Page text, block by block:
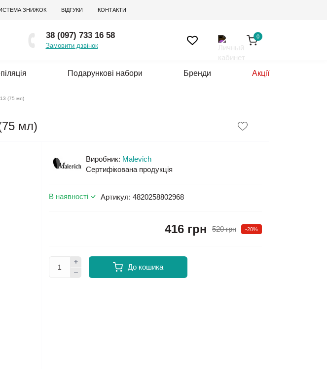
ЗНИЖОК ВІДГУКИ КОНТАКТИ
38 (097) 733 16 58
Замовити дзвінок
0
Подарункові набори Бренди Акції
(75 мл)
мл)
Виробник: Malevich
Сертифікована продукція
В наявності Артикул: 4820258802968
520 грн -20%
416 грн
До кошика